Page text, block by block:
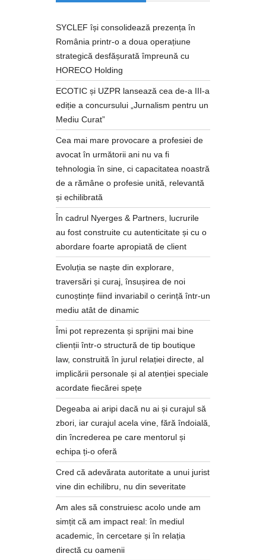
SYCLEF își consolidează prezența în
România printr-o a doua operațiune
strategică desfășurată împreună cu
HORECO Holding
ECOTIC și UZPR lansează cea de-a III-a
ediție a concursului „Jurnalism pentru un
Mediu Curat”
Cea mai mare provocare a profesiei de
avocat în următorii ani nu va fi
tehnologia în sine, ci capacitatea noastră
de a rămâne o profesie unită, relevantă
și echilibrată
În cadrul Nyerges & Partners, lucrurile
au fost construite cu autenticitate și cu o
abordare foarte apropiată de client
Evoluția se naște din explorare,
traversări și curaj, însușirea de noi
cunoștințe fiind invariabil o cerință într-un
mediu atât de dinamic
Îmi pot reprezenta și sprijini mai bine
clienții într-o structură de tip boutique
law, construită în jurul relației directe, al
implicării personale și al atenției speciale
acordate fiecărei spețe
Degeaba ai aripi dacă nu ai și curajul să
zbori, iar curajul acela vine, fără îndoială,
din încrederea pe care mentorul și
echipa ți-o oferă
Cred că adevărata autoritate a unui jurist
vine din echilibru, nu din severitate
Am ales să construiesc acolo unde am
simțit că am impact real: în mediul
academic, în cercetare și în relația
directă cu oamenii